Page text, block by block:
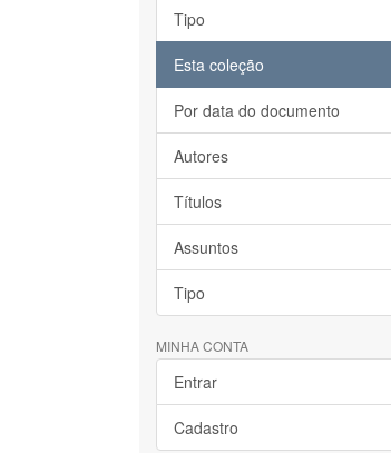
Tipo
Esta coleção
Por data do documento
Autores
Títulos
Assuntos
Tipo
MINHA CONTA
Entrar
Cadastro